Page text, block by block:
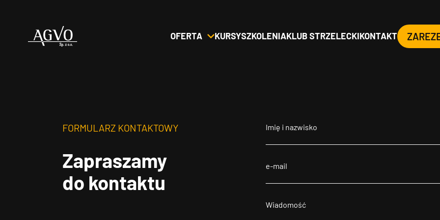
Header
OFERTA KURSYSZKOLENIAKLUB STRZELECKIKONTAKT
FORMULARZ KONTAKTOWY
Zapraszamy
do kontaktu